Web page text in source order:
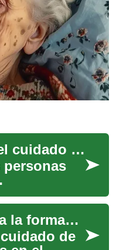
Estrategias para el cuidado de personas mayores
abarca
desde
Guía práctica para la formación en cuidado de personas mayores a domicilio
de